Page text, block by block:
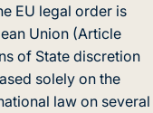
EU legal order is
Union (Article
of State discretion
solely on the
law on several